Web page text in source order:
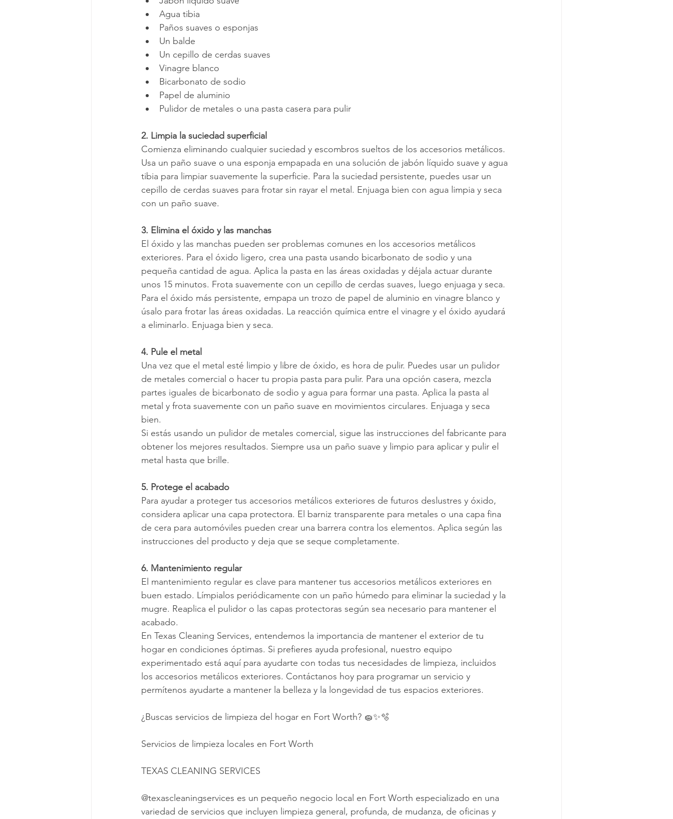
Agua tibia
Paños suaves o esponjas
Un balde
Un cepillo de cerdas suaves
Vinagre blanco
Bicarbonato de sodio
Papel de aluminio
Pulidor de metales o una pasta casera para pulir
2. Limpia la suciedad superficial
Comienza eliminando cualquier suciedad y escombros sueltos de los accesorios metálicos.
Usa un paño suave o una esponja empapada en una solución de jabón líquido suave y agua
tibia para limpiar suavemente la superficie. Para la suciedad persistente, puedes usar un
cepillo de cerdas suaves para frotar sin rayar el metal. Enjuaga bien con agua limpia y seca
con un paño suave.
3. Elimina el óxido y las manchas
El óxido y las manchas pueden ser problemas comunes en los accesorios metálicos
exteriores. Para el óxido ligero, crea una pasta usando bicarbonato de sodio y una
pequeña cantidad de agua. Aplica la pasta en las áreas oxidadas y déjala actuar durante
unos 15 minutos. Frota suavemente con un cepillo de cerdas suaves, luego enjuaga y seca.
Para el óxido más persistente, empapa un trozo de papel de aluminio en vinagre blanco y
úsalo para frotar las áreas oxidadas. La reacción química entre el vinagre y el óxido ayudará
a eliminarlo. Enjuaga bien y seca.
4. Pule el metal
Una vez que el metal esté limpio y libre de óxido, es hora de pulir. Puedes usar un pulidor
de metales comercial o hacer tu propia pasta para pulir. Para una opción casera, mezcla
partes iguales de bicarbonato de sodio y agua para formar una pasta. Aplica la pasta al
metal y frota suavemente con un paño suave en movimientos circulares. Enjuaga y seca
bien.
Si estás usando un pulidor de metales comercial, sigue las instrucciones del fabricante para
obtener los mejores resultados. Siempre usa un paño suave y limpio para aplicar y pulir el
metal hasta que brille.
5. Protege el acabado
Para ayudar a proteger tus accesorios metálicos exteriores de futuros deslustres y óxido,
considera aplicar una capa protectora. El barniz transparente para metales o una capa fina
de cera para automóviles pueden crear una barrera contra los elementos. Aplica según las
instrucciones del producto y deja que se seque completamente.
6. Mantenimiento regular
El mantenimiento regular es clave para mantener tus accesorios metálicos exteriores en
buen estado. Límpialos periódicamente con un paño húmedo para eliminar la suciedad y la
mugre. Reaplica el pulidor o las capas protectoras según sea necesario para mantener el
acabado.
En Texas Cleaning Services, entendemos la importancia de mantener el exterior de tu
hogar en condiciones óptimas. Si prefieres ayuda profesional, nuestro equipo
experimentado está aquí para ayudarte con todas tus necesidades de limpieza, incluidos
los accesorios metálicos exteriores. Contáctanos hoy para programar un servicio y
permítenos ayudarte a mantener la belleza y la longevidad de tus espacios exteriores.
¿Buscas servicios de limpieza del hogar en Fort Worth? 🧽✨🫧
Servicios de limpieza locales en Fort Worth
TEXAS CLEANING SERVICES
@texascleaningservices es un pequeño negocio local en Fort Worth especializado en una
variedad de servicios que incluyen limpieza general, profunda, de mudanza, de oficinas y